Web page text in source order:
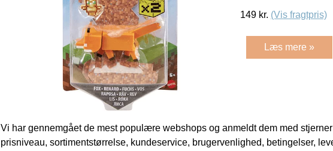
149 kr. (Vis fragtpris)
Læs mere »
Vi har gennemgået de mest populære webshops og anmeldt dem med
prisniveau, sortimentstørrelse, kundeservice, brugervenlighed, betingelser,